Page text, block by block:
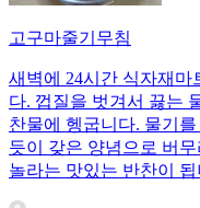
고구마줄기무침
새벽에 24시간 식자재마
다. 껍질을 벗겨서 끓는
찬물에 헹굽니다. 물기
듯이 갖은 양념으로 버
놀라는 맛있는 반찬이 됩